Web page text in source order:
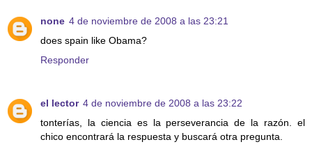
none 4 de noviembre de 2008 a las 23:21
does spain like Obama?
Responder
el lector 4 de noviembre de 2008 a las 23:22
tonterías, la ciencia es la perseverancia de la razón. el
chico encontrará la respuesta y buscará otra pregunta.